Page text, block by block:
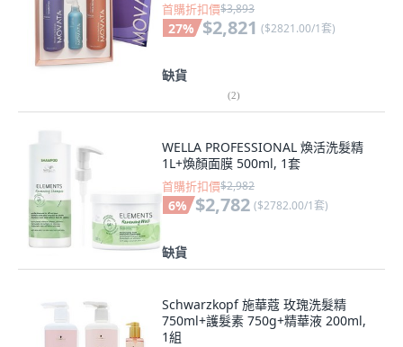
首購折扣價$3,893
27% $2,821 ($2821.00/1套)
缺貨
(2)
WELLA PROFESSIONAL 煥活洗髮精
1L+煥顏面膜 500ml, 1套
首購折扣價$2,982
6% $2,782 ($2782.00/1套)
缺貨
Schwarzkopf 施華蔻 玫瑰洗髮精
750ml+護髮素 750g+精華液 200ml,
1組